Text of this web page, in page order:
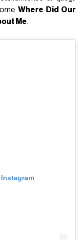
Where Did Our
Me.